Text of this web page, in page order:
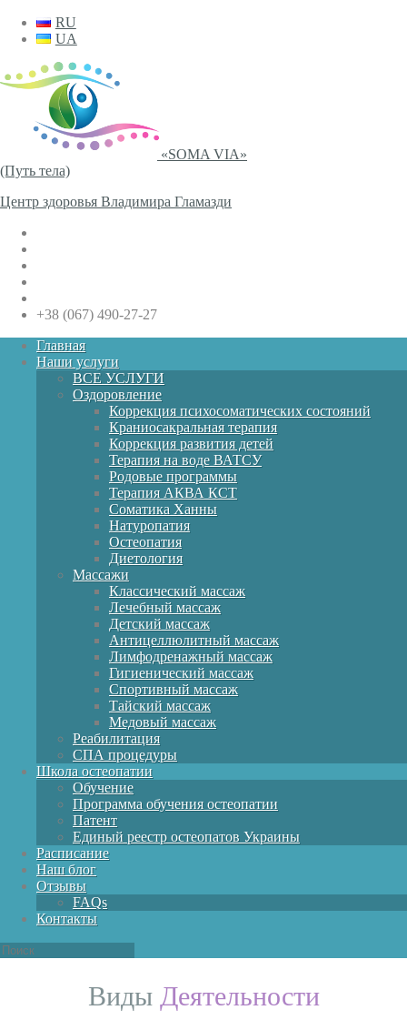
RU
UA
«SOMA VIA»
(Путь тела)
Центр здоровья Владимира Гламазди
+38 (067) 490-27-27
Главная
Наши услуги
ВСЕ УСЛУГИ
Оздоровление
Коррекция психосоматических состояний
Краниосакральная терапия
Коррекция развития детей
Терапия на воде ВАТСУ
Родовые программы
Терапия АКВА КСТ
Соматика Ханны
Натуропатия
Остеопатия
Диетология
Массажи
Классический массаж
Лечебный массаж
Детский массаж
Антицеллюлитный массаж
Лимфодренажный массаж
Гигиенический массаж
Спортивный массаж
Тайский массаж
Медовый массаж
Реабилитация
СПА процедуры
Школа остеопатии
Обучение
Программа обучения остеопатии
Патент
Единый реестр остеопатов Украины
Расписание
Наш блог
Отзывы
FAQs
Контакты
Виды Деятельности